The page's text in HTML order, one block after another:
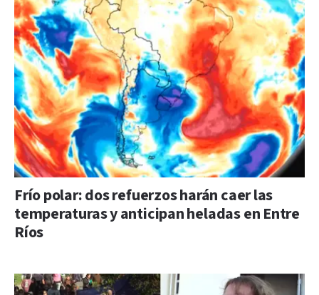
Frío polar: dos refuerzos harán caer las
temperaturas y anticipan heladas en Entre
Ríos